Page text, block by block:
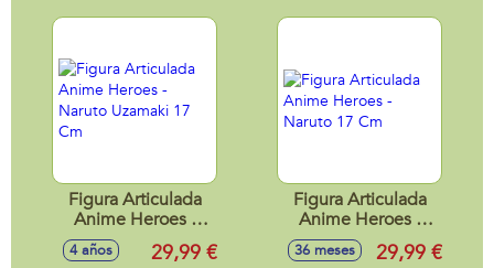
Figura Articulada
Anime Heroes -
Naruto Uzamaki 17
4 años 29,99 €
Figura Articulada
Anime Heroes -
Naruto 17 Cm
36 meses 29,99 €